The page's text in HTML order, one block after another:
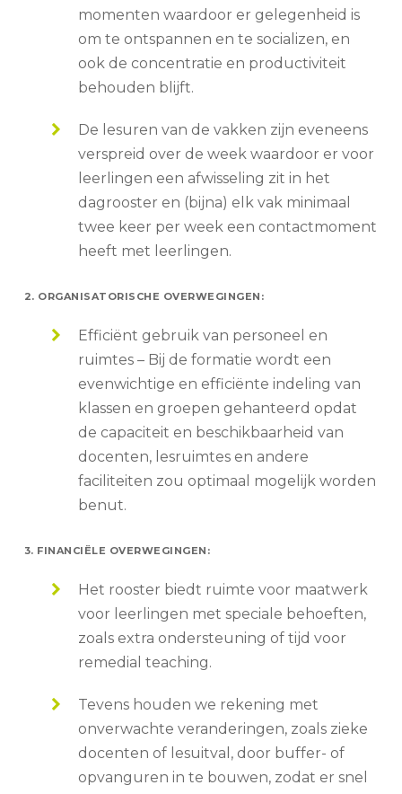
momenten waardoor er gelegenheid is
om te ontspannen en te socializen, en
ook de concentratie en productiviteit
behouden blijft.
De lesuren van de vakken zijn eveneens
verspreid over de week waardoor er voor
leerlingen een afwisseling zit in het
dagrooster en (bijna) elk vak minimaal
twee keer per week een contactmoment
heeft met leerlingen.
2. ORGANISATORISCHE OVERWEGINGEN:
Efficiënt gebruik van personeel en
ruimtes – Bij de formatie wordt een
evenwichtige en efficiënte indeling van
klassen en groepen gehanteerd opdat
de capaciteit en beschikbaarheid van
docenten, lesruimtes en andere
faciliteiten zou optimaal mogelijk worden
benut.
3. FINANCIËLE OVERWEGINGEN:
Het rooster biedt ruimte voor maatwerk
voor leerlingen met speciale behoeften,
zoals extra ondersteuning of tijd voor
remedial teaching.
Tevens houden we rekening met
onverwachte veranderingen, zoals zieke
docenten of lesuitval, door buffer- of
opvanguren in te bouwen, zodat er snel